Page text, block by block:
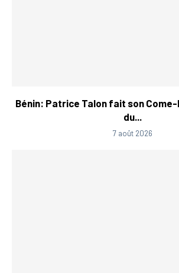
Bénin: Patrice Talon fait son
du...
7 août 2026